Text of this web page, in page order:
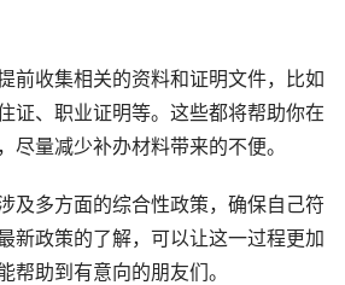
前收集相关的资料和证明文件，比如
证、职业证明等。这些都将帮助你在
尽量减少补办材料带来的不便。
及多方面的综合性政策，确保自己符
新政策的了解，可以让这一过程更加
帮助到有意向的朋友们。